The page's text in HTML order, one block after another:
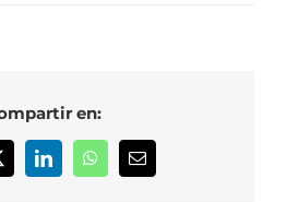
en:
LinkedInWhatsAppCorreo